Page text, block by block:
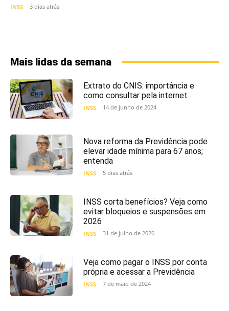
INSS 3 dias atrás
Mais lidas da semana
Extrato do CNIS: importância e
como consultar pela internet
INSS 14 de junho de 2024
Nova reforma da Previdência pode
elevar idade mínima para 67 anos;
entenda
INSS 5 dias atrás
INSS corta benefícios? Veja como
evitar bloqueios e suspensões em
2026
INSS 31 de julho de 2026
Veja como pagar o INSS por conta
própria e acessar a Previdência
INSS 7 de maio de 2024